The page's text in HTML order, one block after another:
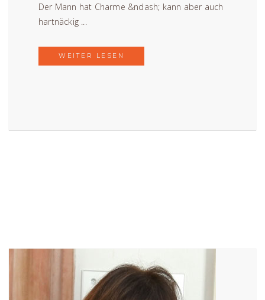
Der Mann hat Charme &ndash; kann aber auch
hartnäckig ...
WEITER LESEN